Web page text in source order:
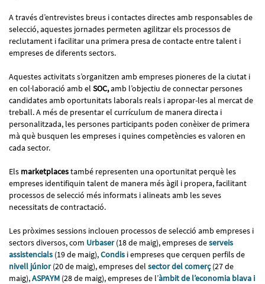
A través d’entrevistes breus i contactes directes amb responsables de
selecció, aquestes jornades permeten agilitzar els processos de
reclutament i facilitar una primera presa de contacte entre talent i
empreses de diferents sectors.
Aquestes activitats s’organitzen amb empreses pioneres de la ciutat i
en col·laboració amb el SOC,amb l’objectiu de connectar persones
candidates amb oportunitats laborals reals i apropar-les al mercat de
treball. A més de presentar el currículum de manera directa i
personalitzada, les persones participants poden conèixer de primera
mà què busquen les empreses i quines competències es valoren en
cada sector.
Els marketplacestambé representen una oportunitat perquè les
empreses identifiquin talent de manera més àgil i propera, facilitant
processos de selecció més informats i alineats amb les seves
necessitats de contractació.
Les pròximes sessions inclouen processos de selecció amb empreses i
sectors diversos, com Urbaser(18 de maig), empreses deserveis
assistencials (19 de maig),Condis i empreses que cerquen perfils de
nivell júnior(20 de maig), empreses del sector del comerç(27 de
maig),ASPAYM (28 de maig), empreses de l’àmbit de l’economia blava i